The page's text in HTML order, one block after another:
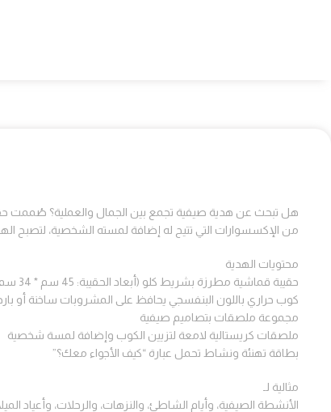
هل تبحث عن هدية صيفية تجمع بين الجمال والعملية؟ صُممت
من الإكسسوارات التي تتيح له إضافة لمسته الشخصية، لتصبح
محتويات الهدية
حقيبة قماشية مطرزة بشريط كلو (أبعاد الحقيبة: 45 سم * 34 سم)
كوب حراري باللون البنفسجي يحافظ على المشروبات ساخنة أو
مجموعة ملصقات بتصاميم صيفية
ملصقات كريستالية لامعة لتزيين الكوب وإضافة لمسة شخصية
بطاقة تهنئة ونشاط تحمل عبارة “كيف الأجواء معك؟”
مثالية لـ
الأنشطة الصيفية، وأيام الشاطئ، والنزهات، والرحلات، وأعياد